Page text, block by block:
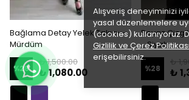
Alışveriş deneyiminizi
yasal düzenlemelere
(cookies) kullanıyoruz.
Gizlilik ve Çerez Politikası
erişebilirsiniz.
Bağlama Detay Yelek Takım -
Mürdüm
%28
₺ 1,500.00
₺ 1,080.00
Beyaz
- Siyah
%28 ₺